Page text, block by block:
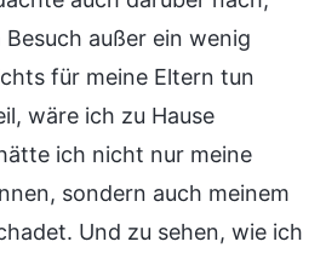
außer ein wenig
für meine Eltern tun
wäre ich zu Hause
ich nicht nur meine
sondern auch meinem
Und zu sehen, wie ich